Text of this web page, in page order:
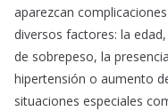
aparezcan
diversos factores: la
de sobrepeso, la
hipertensión o aumento
situaciones especiales